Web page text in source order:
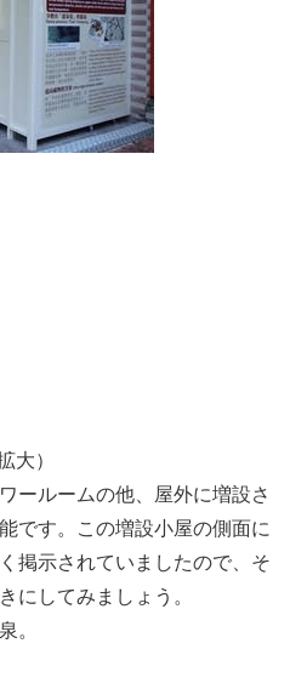
大）
ールームの他、屋外に増設さ
です。この増設小屋の側面に
掲示されていましたので、そ
にしてみましょう。
。